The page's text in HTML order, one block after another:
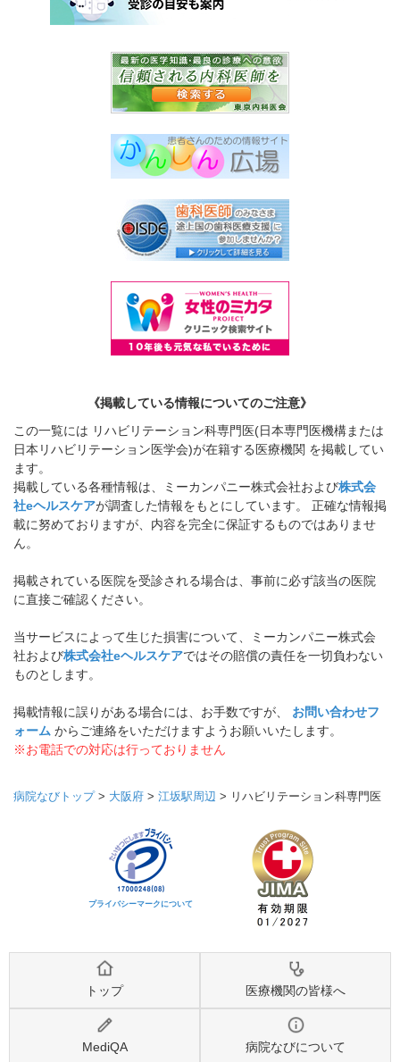
《掲載している情報についてのご注意》
この一覧には リハビリテーション科専門医(日本専門医機構または
日本リハビリテーション医学会)が在籍する医療機関 を掲載してい
ます。
掲載している各種情報は、ミーカンパニー株式会社および株式会
社eヘルスケアが調査した情報をもとにしています。 正確な情報掲
載に努めておりますが、内容を完全に保証するものではありませ
ん。
掲載されている医院を受診される場合は、事前に必ず該当の医院
に直接ご確認ください。
当サービスによって生じた損害について、ミーカンパニー株式会
社および株式会社eヘルスケアではその賠償の責任を一切負わない
ものとします。
掲載情報に誤りがある場合には、お手数ですが、 お問い合わせフ
ォーム からご連絡をいただけますようお願いいたします。
※お電話での対応は行っておりません
病院なびトップ> 大阪府 > 江坂駅周辺 > リハビリテーション科専門医
プライバシーマークについて
トップ 医療機関の皆様へ
MediQA 病院なびについて